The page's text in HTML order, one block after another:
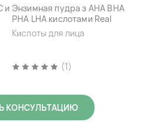
и Энзимная пудра з AHA BHA
PHA LHA кислотами Real
Barrier Porebium Powder
Wash
Кислоты для лица
(1)
КОНСУЛЬТАЦИЮ